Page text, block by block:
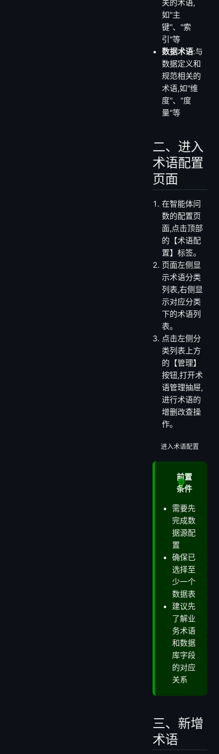
关的术语,
如"主
键"、"索
引"等
数据术语:与
数据定义和
规范相关的
术语,如"维
度"、"度
量"等
二、进入
术语配置
页面
在智能体问
数的配置页
面,点击顶部
的【术语配
置】标签。
页面左侧显
示术语分类
列表,右侧显
示对应分类
下的术语列
表。
点击左侧分
类列表上方
的【管理】
按钮,打开术
语管理抽屉,
进行术语的
增删改查操
作。
进入术语配置
前置
条件
需要先
完成数
据源配
置
确保已
选择至
少一个
数据表
建议先
了解业
务术语
和数据
库字段
的对应
关系
三、新增
术语